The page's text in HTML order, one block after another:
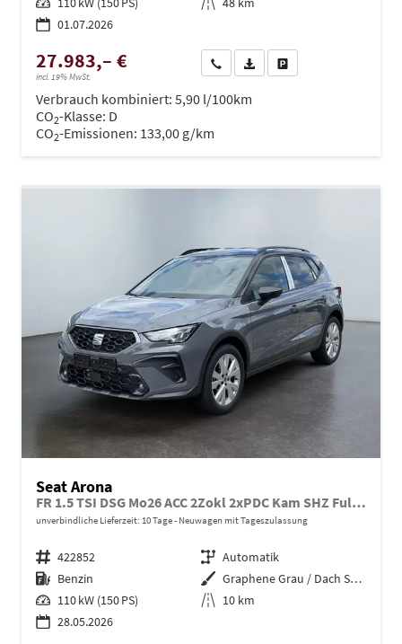
01.07.2026
27.983,– €
incl. 19% MwSt.
Wir rufen Sie anPDF-Datei, Fahrzeugexposé
Verbrauch kombiniert: 5,90 l/100km
CO2-Klasse: D
CO2-Emissionen: 133,00 g/km
Seat Arona
FR 1.5 TSI DSG Mo26 ACC 2Zokl 2xPDC Kam SHZ Full Link
unverbindliche Lieferzeit: 10 Tage Neuwagen mit Tageszulassung
Fahrzeugnr. 422852 Getriebe Automatik
Kraftstoff Benzin Außenfarbe
Graphene Grau / Dach Schwarz
Leistung 110 kW (150 PS) Kilometerstand 10 km
28.05.2026